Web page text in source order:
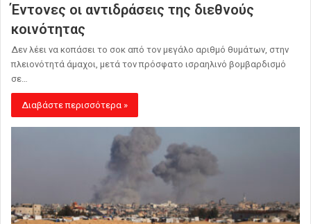
Έντονες οι αντιδράσεις της διεθνούς
κοινότητας
Δεν λέει να κοπάσει το σοκ από τον μεγάλο αριθμό θυμάτων, στην
πλειονότητά άμαχοι, μετά τον πρόσφατο ισραηλινό βομβαρδισμό
σε…
Διαβάστε περισσότερα »